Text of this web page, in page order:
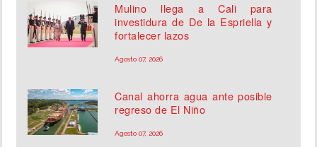
Mulino llega a Cali para
investidura de De la Espriella y
fortalecer lazos
Agosto 07, 2026
Canal ahorra agua ante posible
regreso de El Niño
Agosto 07, 2026